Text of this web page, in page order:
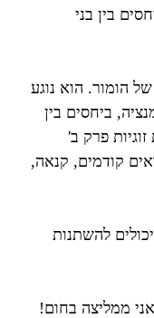
בין בני
הומור. הוא נוגע
ביחסים בין
זוגיות פרק ב'
קודמים, קנאה,
להשתנות
ממליצה בחום!